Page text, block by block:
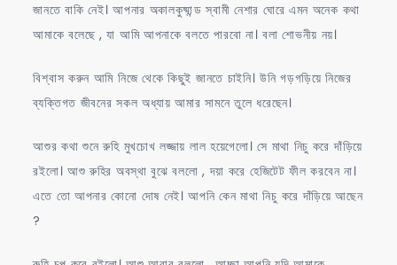
জানতে বাকি নেই। আপনার অকালকুষ্মান্ড স্বামী নেশার ঘোরে এমন অনেক কথা
আমাকে বলেছে , যা আমি আপনাকে বলতে পারবো না। বলা শোভনীয় নয়।
বিশ্বাস করুন আমি নিজে থেকে কিছুই জানতে চাইনি। উনি গড়গড়িয়ে নিজের
ব্যক্তিগত জীবনের সকল অধ্যায় আমার সামনে তুলে ধরেছেন।
আশুর কথা শুনে রুহি মুখচোখ লজ্জায় লাল হয়েগেলো। সে মাথা নিচু করে দাঁড়িয়ে
রইলো। আশু রুহির অবস্থা বুঝে বললো , দয়া করে হেজিটেট ফীল করবেন না।
এতে তো আপনার কোনো দোষ নেই। আপনি কেন মাথা নিচু করে দাঁড়িয়ে আছেন
?